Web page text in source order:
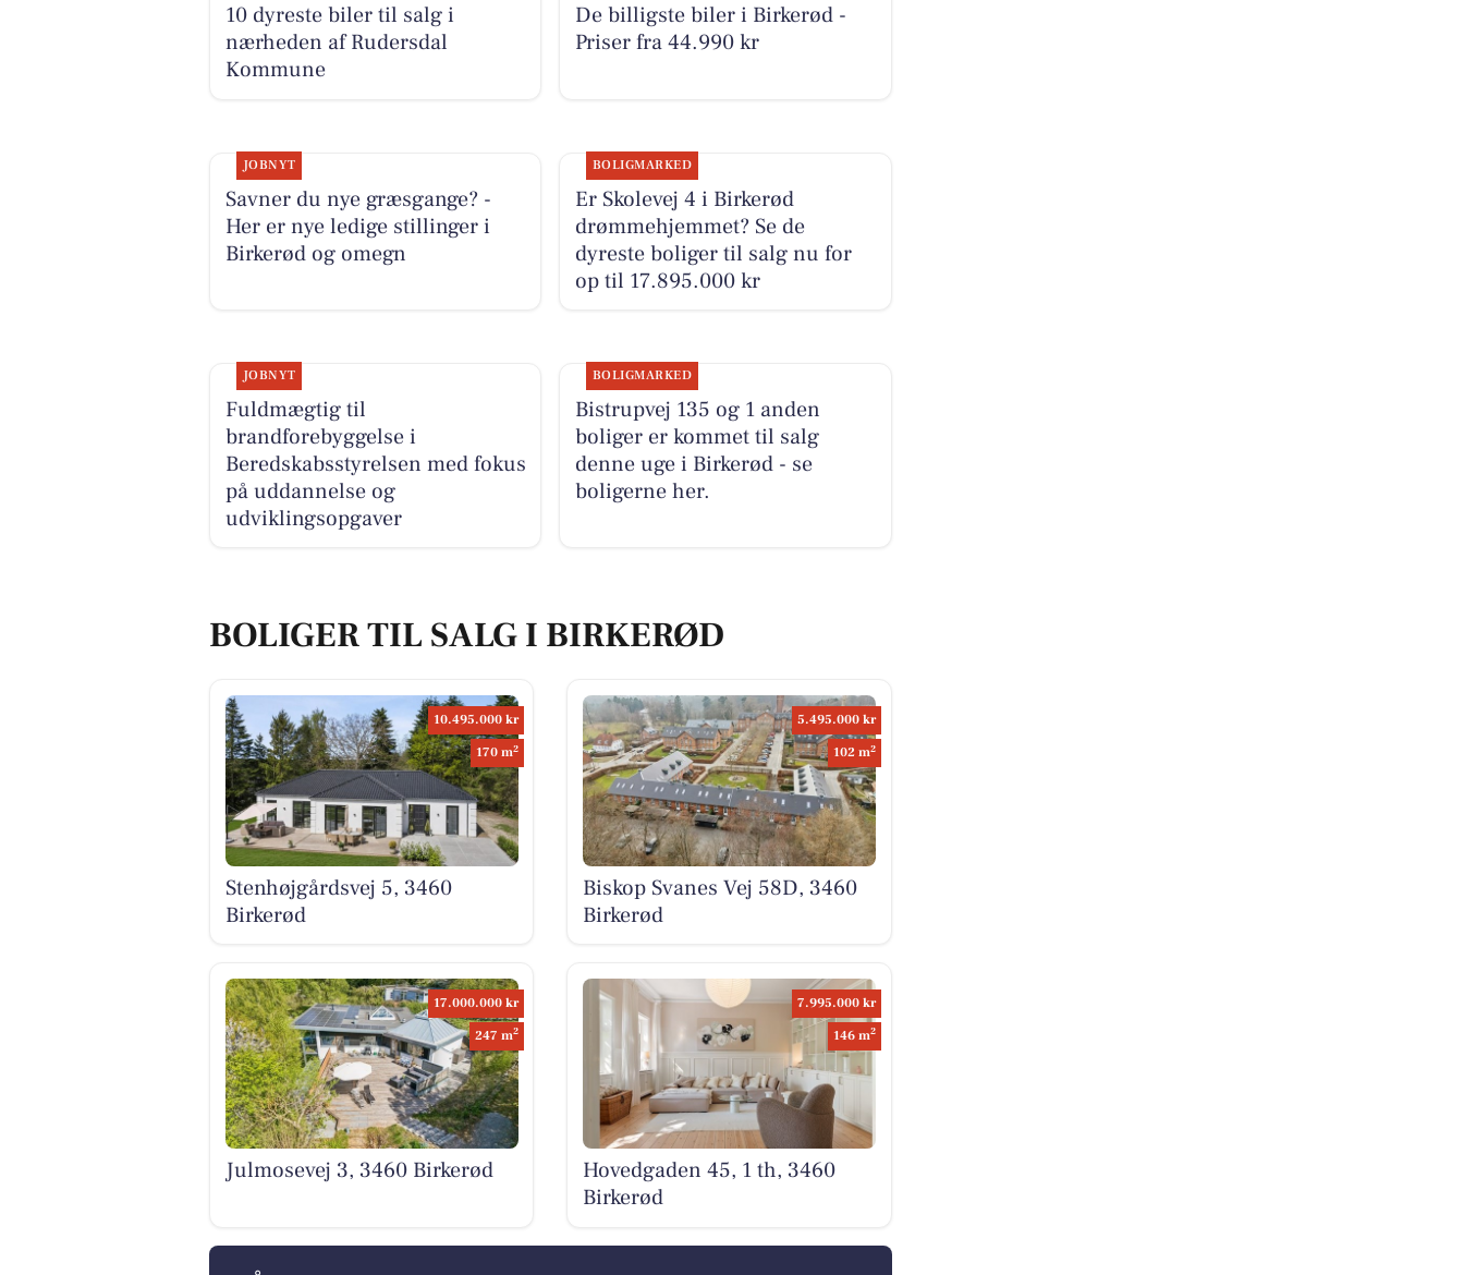
10 dyreste biler til salg i
nærheden af Rudersdal
Kommune
De billigste biler i Birkerød -
Priser fra 44.990 kr
JOBNYT
Savner du nye græsgange? -
Her er nye ledige stillinger i
Birkerød og omegn
BOLIGMARKED
Er Skolevej 4 i Birkerød
drømmehjemmet? Se de
dyreste boliger til salg nu for
op til 17.895.000 kr
JOBNYT
Fuldmægtig til
brandforebyggelse i
Beredskabsstyrelsen med fokus
på uddannelse og
udviklingsopgaver
BOLIGMARKED
Bistrupvej 135 og 1 anden
boliger er kommet til salg
denne uge i Birkerød - se
boligerne her.
BOLIGER TIL SALG I BIRKERØD
10.495.000 kr
170 m2
Stenhøjgårdsvej 5, 3460
Birkerød
5.495.000 kr
102 m2
Biskop Svanes Vej 58D, 3460
Birkerød
17.000.000 kr
247 m2
Julmosevej 3, 3460 Birkerød
7.995.000 kr
146 m2
Hovedgaden 45, 1 th, 3460
Birkerød